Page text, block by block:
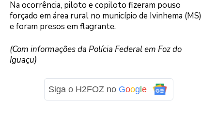
Na ocorrência, piloto e copiloto fizeram pouso
forçado em área rural no município de Ivinhema (MS)
e foram presos em flagrante.
(Com informações da Polícia Federal em Foz do
Iguaçu)
Siga o H2FOZ no Google